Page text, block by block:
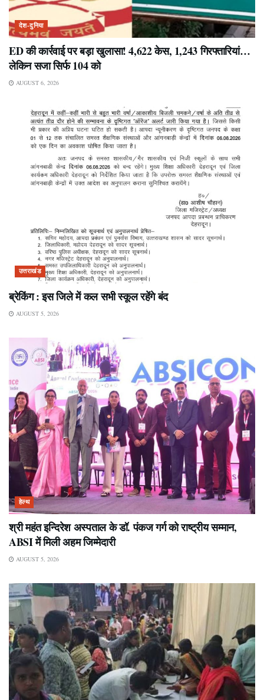
देश-दुनिया
ED की कार्रवाई पर बड़ा खुलासा! 4,622 केस, 1,243 गिरफ्तारियां…
लेकिन सजा सिर्फ 104 को
AUGUST 6, 2026
उत्तराखंड
ब्रेकिंग : इस जिले में कल सभी स्कूल रहेंगे बंद
AUGUST 5, 2026
हेल्थ
श्री महंत इन्दिरेश अस्पताल के डॉ. पंकज गर्ग को राष्ट्रीय सम्मान,
ABSI में मिली अहम जिम्मेदारी
AUGUST 5, 2026